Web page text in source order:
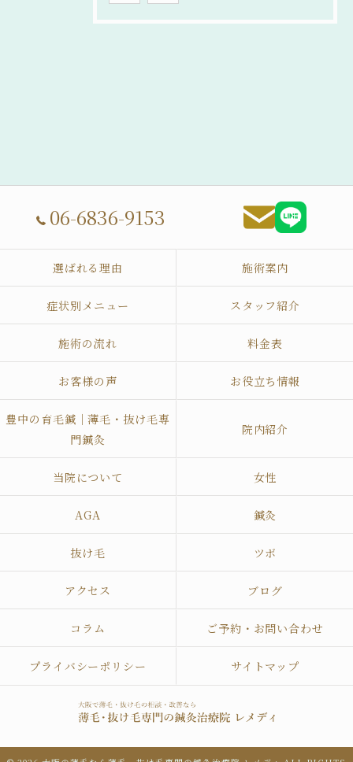
06-6836-9153
選ばれる理由 施術案内
症状別メニュー スタッフ紹介
施術の流れ 料金表
お客様の声 お役立ち情報
豊中の育毛鍼｜薄毛・抜け毛専
門鍼灸
院内紹介
当院について 女性
AGA 鍼灸
抜け毛 ツボ
アクセス ブログ
コラム ご予約・お問い合わせ
プライバシーポリシー サイトマップ